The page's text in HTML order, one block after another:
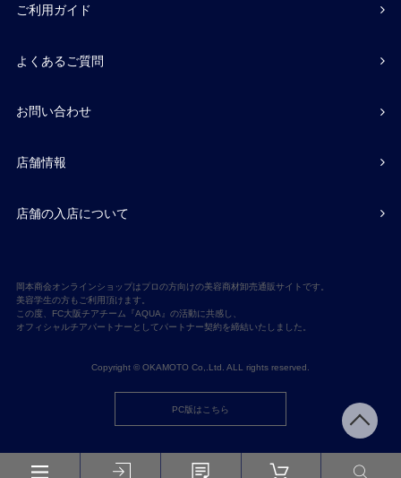
ご利用ガイド
よくあるご質問
お問い合わせ
店舗情報
店舗の入店について
岡本商会オンラインショップはプロの方向けの美容商材卸売通販サイトです。
美容学生の方もご利用頂けます。
この度、FC大阪チアチーム『AQUA』の活動に共感し、
オフィシャルチアパートナーとしてパートナー契約を締結いたしました。
Copyright © OKAMOTO Co,.Ltd. ALL rights reserved.
PC版はこちら